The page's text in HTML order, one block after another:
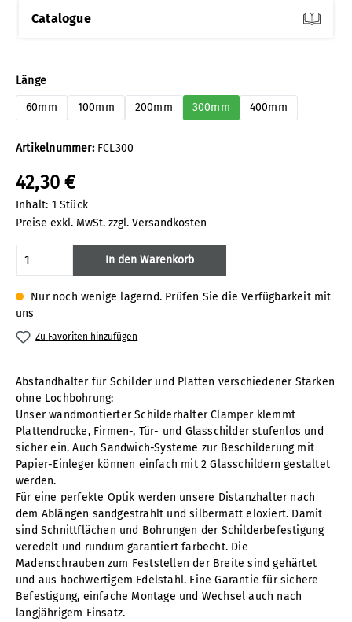
Catalogue
Artikelnummer: FCL300
42,30 €
Inhalt: 1 Stück
Preise exkl. MwSt. zzgl. Versandkosten
Nur noch wenige lagernd. Prüfen Sie die Verfügbarkeit mit
uns
Längeauswählen
60mm 100mm 200mm 300mm 400mm
Produkt Anzahl: Gib den gewünschten
In den Warenkorb
Zu Favoriten hinzufügen
Abstandhalter für Schilder und Platten verschiedener Stärken
ohne Lochbohrung:
Unser wandmontierter Schilderhalter Clamper klemmt
Plattendrucke, Firmen-, Tür- und Glasschilder stufenlos und
sicher ein. Auch Sandwich-Systeme zur Beschilderung mit
Papier-Einleger können einfach mit 2 Glasschildern gestaltet
werden.
Für eine perfekte Optik werden unsere Distanzhalter nach
dem Ablängen sandgestrahlt und silbermatt eloxiert. Damit
sind Schnittflächen und Bohrungen der Schilderbefestigung
veredelt und rundum garantiert farbecht. Die
Madenschrauben zum Feststellen der Breite sind gehärtet
und aus hochwertigem Edelstahl. Eine Garantie für sichere
Befestigung, einfache Montage und Wechsel auch nach
langjährigem Einsatz.